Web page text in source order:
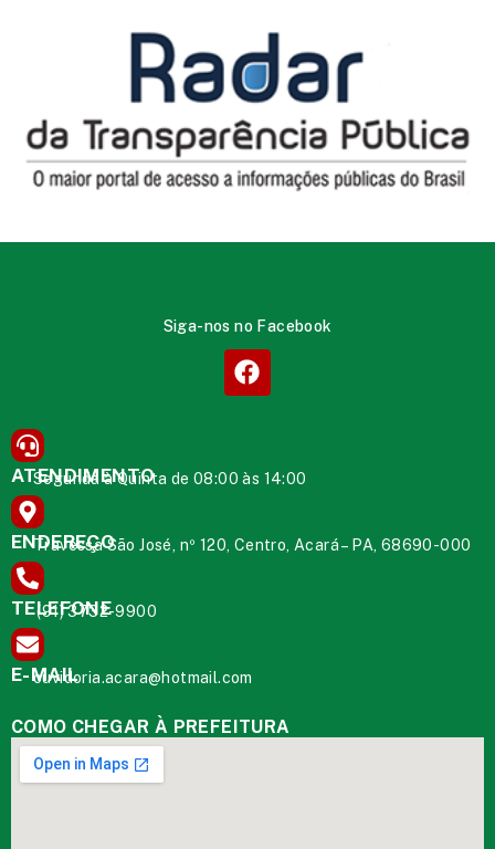
Siga-nos no Facebook
ATENDIMENTO
Segunda à Quinta de 08:00 às 14:00
ENDEREÇO
Travessa São José, nº 120, Centro, Acará – PA, 68690-000
TELEFONE
(91) 3732-9900
E-MAIL
ouvidoria.acara@hotmail.com
COMO CHEGAR À PREFEITURA